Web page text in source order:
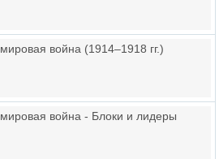
война (1914–1918 гг.)
война - Блоки и лидеры